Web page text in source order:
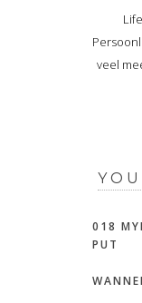
veel
018
PUT